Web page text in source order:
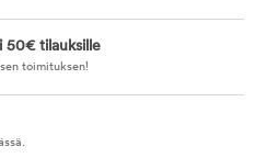
50€ tilauksille
toimituksen!